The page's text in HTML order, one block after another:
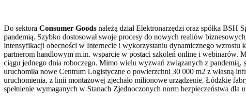
Do sektora Consumer Goods należą dział Elektronarzędzi oraz spółka BSH
pandemią. Szybko dostosował swoje procesy do nowych realiów
intensyfikacji obecności w Internecie i wykorzystaniu dynamicznego wzrostu
partnerom handlowym m.in. wsparcie w postaci szkoleń online i webinarów.
ciągu jednego dnia roboczego. Mimo wielu wyzwań związanych z pandemią,
uruchomiła nowe Centrum Logistyczne o powierzchni 30 000 m2 z własną
uruchomienia, z linii montażowej zjechało milionowe urządzenie. Łódzkie
spełnienie wymaganych w Stanach Zjednoczonych norm bezpieczeństwa